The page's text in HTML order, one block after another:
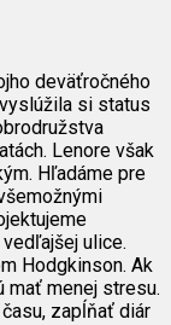
deväťročného
si status
Lenore však
Hľadáme pre
ulice.
Hodgkinson. Ak
mať menej stresu.
zapĺňať diár